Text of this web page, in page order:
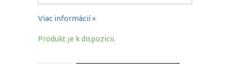
Viac informácií »
Produkt je k dispozícii.